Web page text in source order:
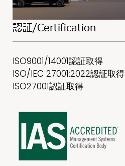
認証/Certification
ISO9001/14001認証取得
ISO/IEC 27001:2022認証取得
ISO27001認証取得